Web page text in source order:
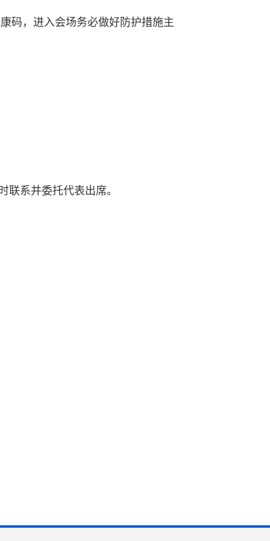
码，进入会场务必做好防护措施主
系并委托代表出席。